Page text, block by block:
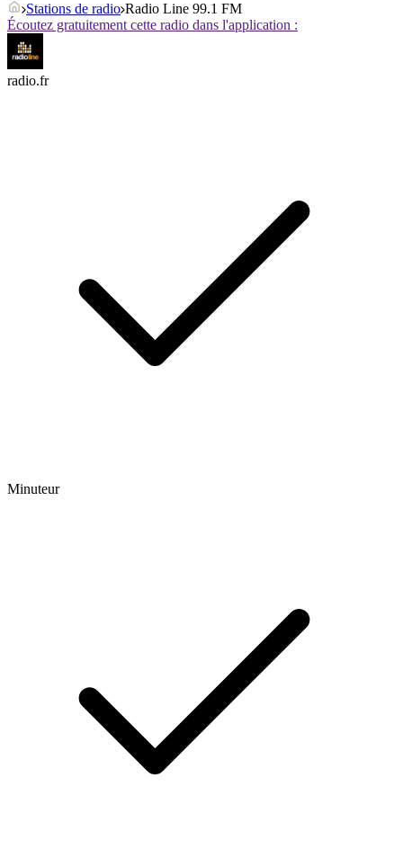
Stations de radio Radio Line 99.1 FM
Écoutez gratuitement cette radio dans l'application :
radio.fr
Minuteur